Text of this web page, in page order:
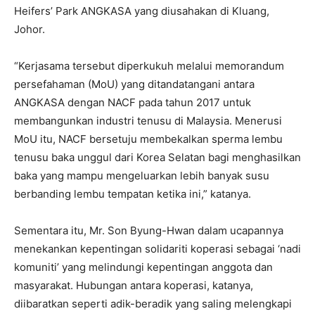
Heifers’ Park ANGKASA yang diusahakan di Kluang,
Johor.
“Kerjasama tersebut diperkukuh melalui memorandum
persefahaman (MoU) yang ditandatangani antara
ANGKASA dengan NACF pada tahun 2017 untuk
membangunkan industri tenusu di Malaysia. Menerusi
MoU itu, NACF bersetuju membekalkan sperma lembu
tenusu baka unggul dari Korea Selatan bagi menghasilkan
baka yang mampu mengeluarkan lebih banyak susu
berbanding lembu tempatan ketika ini,” katanya.
Sementara itu, Mr. Son Byung-Hwan dalam ucapannya
menekankan kepentingan solidariti koperasi sebagai ‘nadi
komuniti’ yang melindungi kepentingan anggota dan
masyarakat. Hubungan antara koperasi, katanya,
diibaratkan seperti adik-beradik yang saling melengkapi